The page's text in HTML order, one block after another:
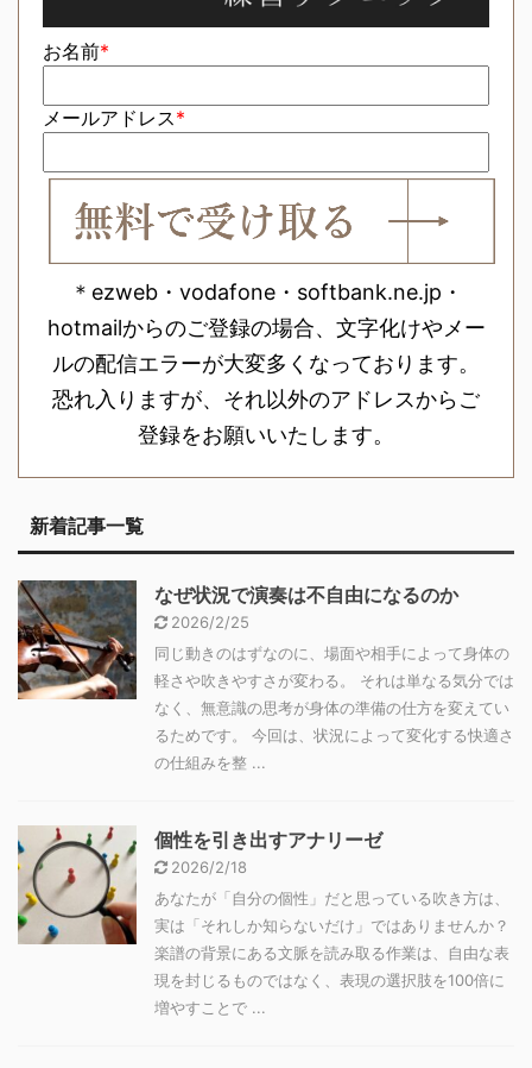
お名前*
メールアドレス*
＊ezweb・vodafone・softbank.ne.jp・
hotmailからのご登録の場合、文字化けやメー
ルの配信エラーが大変多くなっております。
恐れ入りますが、それ以外のアドレスからご
登録をお願いいたします。
新着記事一覧
なぜ状況で演奏は不自由になるのか
2026/2/25
同じ動きのはずなのに、場面や相手によって身体の
軽さや吹きやすさが変わる。 それは単なる気分では
なく、無意識の思考が身体の準備の仕方を変えてい
るためです。 今回は、状況によって変化する快適さ
の仕組みを整 ...
個性を引き出すアナリーゼ
2026/2/18
あなたが「自分の個性」だと思っている吹き方は、
実は「それしか知らないだけ」ではありませんか？
楽譜の背景にある文脈を読み取る作業は、自由な表
現を封じるものではなく、表現の選択肢を100倍に
増やすことで ...